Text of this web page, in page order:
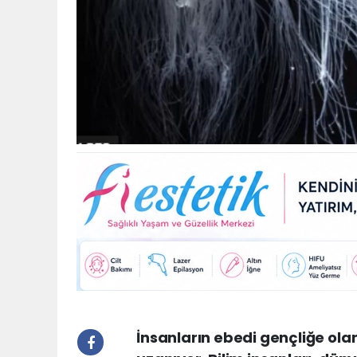
İnsanların ebedi gençliğe
atlayın
ve